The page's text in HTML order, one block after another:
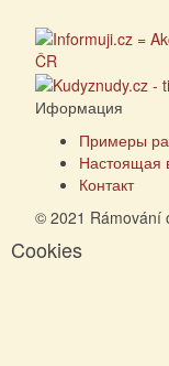
Иформация
Примеры
Настоящая
Контакт
© 2021 Rámování
Cookies